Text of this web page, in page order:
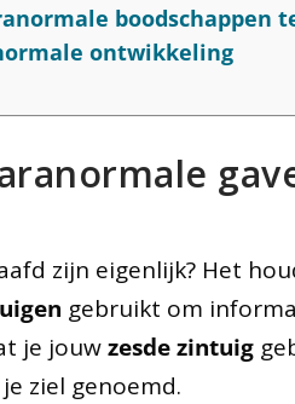
boodschappen
ontwikkeling
zijn eigenlijk? Het
gebruikt om
je jouwzesde zintuig
ziel genoemd.